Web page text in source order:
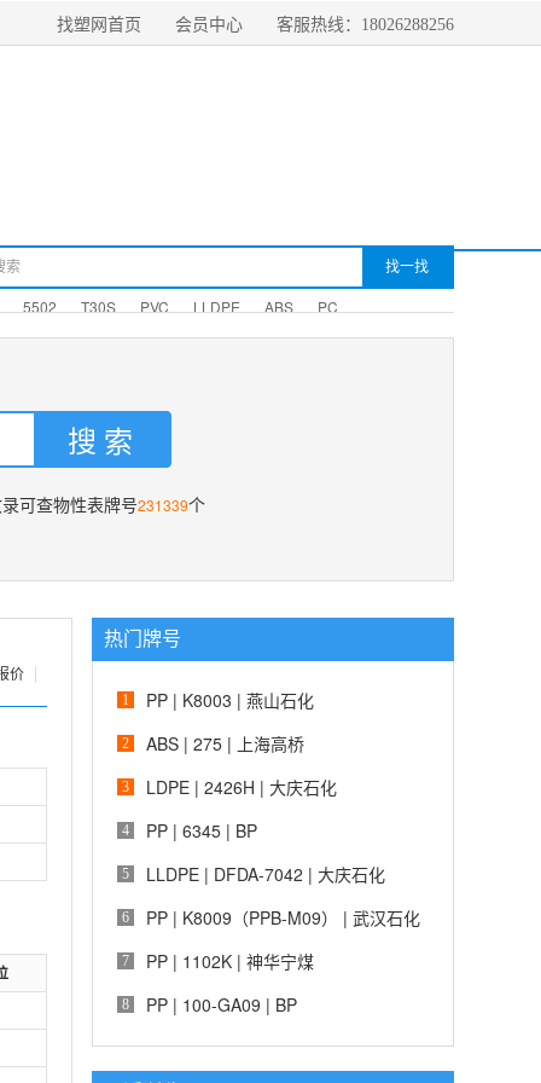
找塑网首页 会员中心 客服热线：18026288256
5502 T30S PVC LLDPE ABS PC
可查物性表牌号231339个
价
热门牌号
1 PP | K8003 | 燕山石化
2 ABS | 275 | 上海高桥
3 LDPE | 2426H | 大庆石化
4 PP | 6345 | BP
5 LLDPE | DFDA-7042 | 大庆石化
6 PP | K8009（PPB-M09） | 武汉石化
7 PP | 1102K | 神华宁煤
8 PP | 100-GA09 | BP